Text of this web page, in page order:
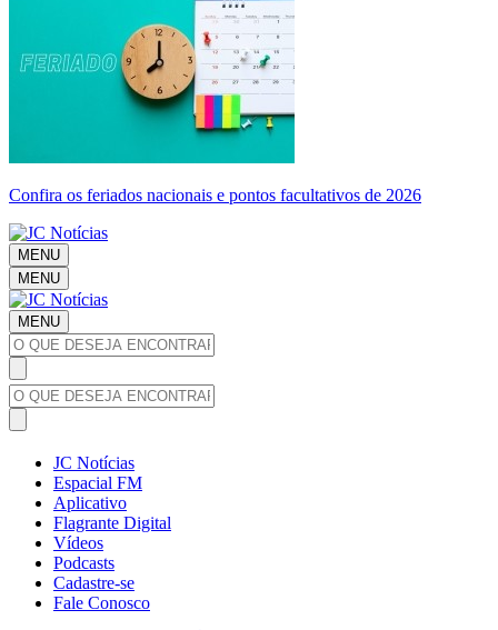
Confira os feriados nacionais e pontos facultativos de 2026
MENU
MENU
MENU
JC Notícias
Espacial FM
Aplicativo
Flagrante Digital
Vídeos
Podcasts
Cadastre-se
Fale Conosco